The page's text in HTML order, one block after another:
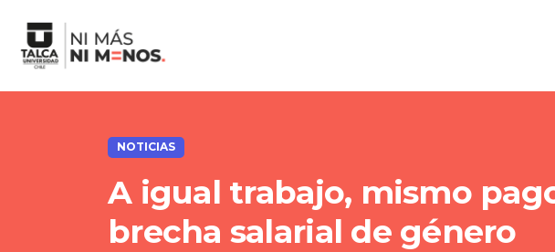
NOTICIAS
A igual trabajo, mismo
brecha salarial de género